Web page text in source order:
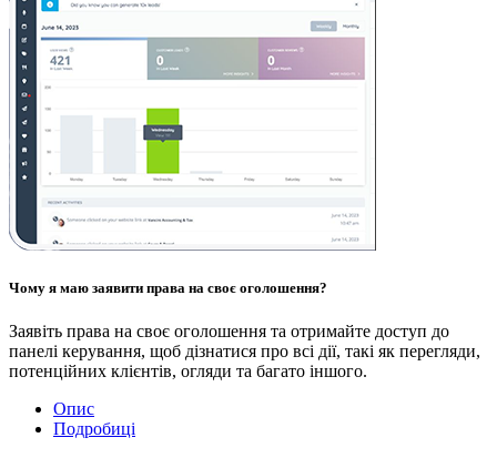
Чому я маю заявити права на своє оголошення?
Заявіть права на своє оголошення та отримайте доступ до
панелі керування, щоб дізнатися про всі дії, такі як перегляди,
потенційних клієнтів, огляди та багато іншого.
Опис
Подробиці